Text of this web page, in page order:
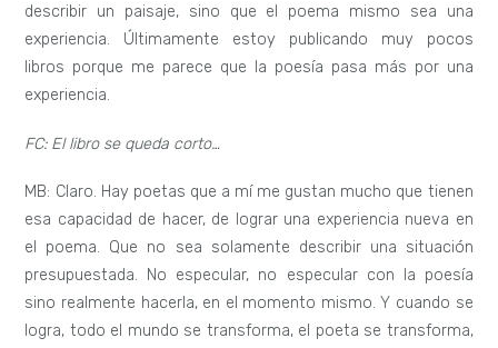
describir un paisaje, sino que el poema mismo sea una
experiencia. Últimamente estoy publicando muy pocos
libros porque me parece que la poesía pasa más por una
experiencia.
FC: El libro se queda corto…
MB: Claro. Hay poetas que a mí me gustan mucho que tienen
esa capacidad de hacer, de lograr una experiencia nueva en
el poema. Que no sea solamente describir una situación
presupuestada. No especular, no especular con la poesía
sino realmente hacerla, en el momento mismo. Y cuando se
logra, todo el mundo se transforma, el poeta se transforma,